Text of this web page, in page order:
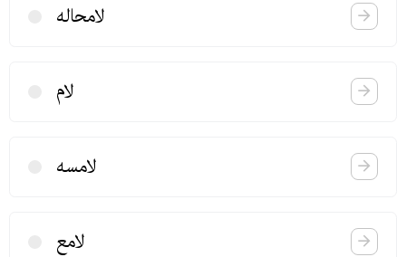
لامحاله
لام
لامسه
لامع